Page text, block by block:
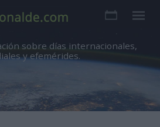
sobre días internacionales,
y efemérides.